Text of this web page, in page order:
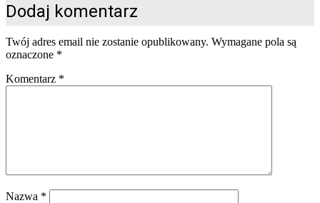
Dodaj komentarz
Twój adres email nie zostanie opublikowany. Wymagane pola są
oznaczone *
Komentarz *
Nazwa *